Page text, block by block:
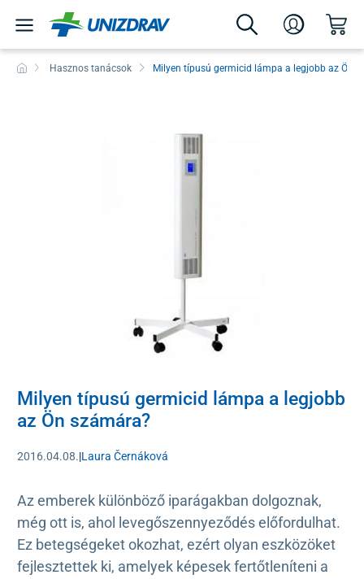
Hasznos tanácsok Milyen típusú germicid lámpa a legjobb az Ön
Milyen típusú germicid lámpa a legjobb
az Ön számára?
2016.04.08.|Laura Černáková
Az emberek különböző iparágakban dolgoznak,
még ott is, ahol levegőszennyeződés előfordulhat.
Ez betegségeket okozhat, ezért olyan eszközöket
fejlesztettek ki, amelyek képesek fertőtleníteni a